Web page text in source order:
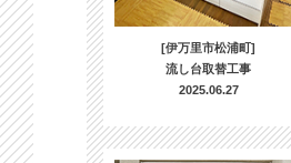
[伊万里市松浦町]
流し台取替工事
2025.06.27